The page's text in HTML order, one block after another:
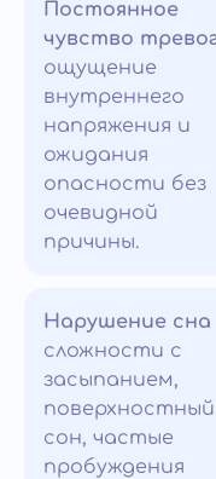
Постоянное
чувство
ощущение
внутреннего
напряжения и
ожидания
опасности без
очевидной
причины.
Нарушение сна
сложности с
засыпанием,
поверхностный
сон, частые
пробуждения